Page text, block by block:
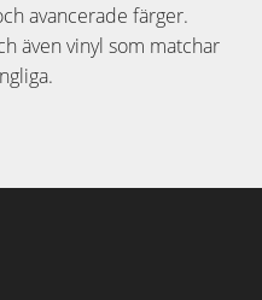
avancerade färger.
även vinyl som matchar